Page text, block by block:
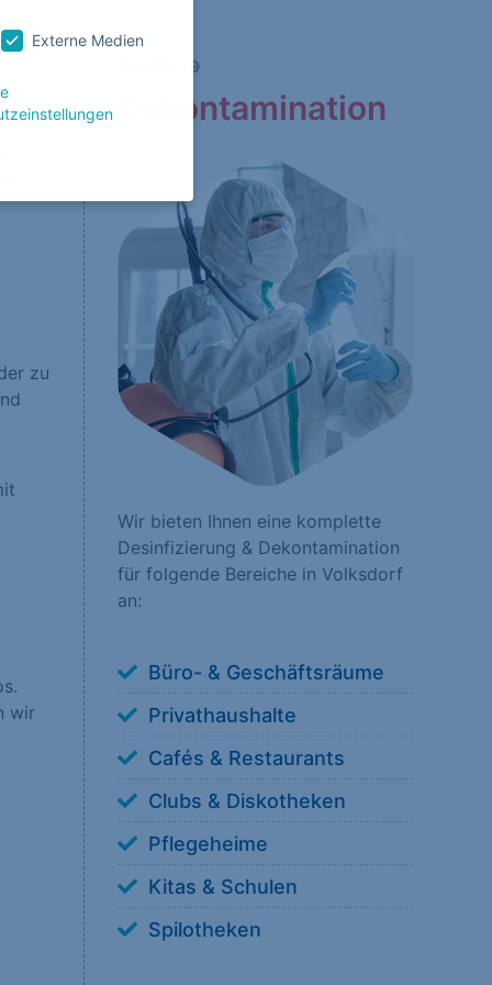
zu
wir
COVID-19
Dekontamination
Wir bieten Ihnen eine komplette
Desinfizierung & Dekontamination
für folgende Bereiche in Volksdorf
an:
Büro- & Geschäftsräume
Privathaushalte
Cafés & Restaurants
Clubs & Diskotheken
Pflegeheime
Kitas & Schulen
Spilotheken
Externe Medien
ganzen Kategorien
Zurück
erforderlich.
Besucher unsere
wie unsere
Sie tun
von externen